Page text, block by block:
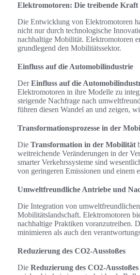
Elektromotoren: Die treibende
Die Entwicklung von Elektromotoren
nicht nur durch technologische
nachhaltige Mobilität. Elektromotoren
grundlegend den Mobilitätssektor.
Einfluss auf die Automobilindustrie
DerEinfluss auf die
Elektromotoren in ihre Modelle zu
steigende Nachfrage nach
führen diesen Wandel an und zeigen,
Transformationsprozesse in der
Die Transformation in der Mobilität
weitreichende Veränderungen in der
smarter Verkehrssysteme sind
von geringeren Emissionen und einem
Umweltfreundliche Antriebe und
Die Integration von
Mobilitätslandschaft. Elektromotoren
nachhaltige Praktiken voranzutreiben.
minimieren als auch den
Reduzierung des CO2-Ausstoßes
Die Reduzierung des CO2-Ausstoßes